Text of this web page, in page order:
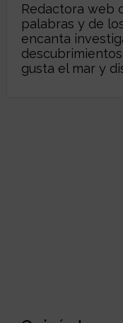
Redactora web
palabras y de
encanta
gusta el mar y